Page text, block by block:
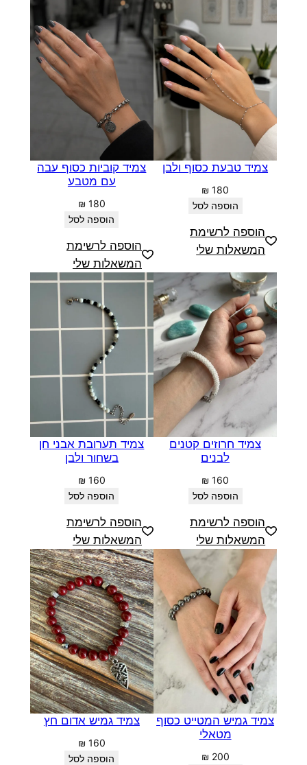
צמיד טבעת כסוף ולבן
₪ 180
הוספה לסל
הוספה לרשימת
המשאלות שלי
צמיד קוביות כסוף עבה
עם מטבע
₪ 180
הוספה לסל
הוספה לרשימת
המשאלות שלי
צמיד חרוזים קטנים
לבנים
₪ 160
הוספה לסל
הוספה לרשימת
המשאלות שלי
צמיד תערובת אבני חן
בשחור ולבן
₪ 160
הוספה לסל
הוספה לרשימת
המשאלות שלי
צמיד גמיש המטייט כסוף
מטאלי
₪ 200
צמיד גמיש אדום חץ
₪ 160
הוספה לסל